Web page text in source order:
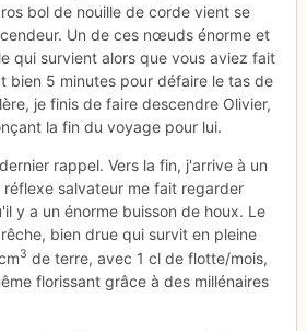
bol de nouille de corde vient se
Un de ces nœuds énorme et
qui survient alors que vous aviez fait
bien 5 minutes pour défaire le tas de
je finis de faire descendre Olivier,
la fin du voyage pour lui.
rappel. Vers la fin, j'arrive à un
salvateur me fait regarder
y a un énorme buisson de houx. Le
bien drue qui survit en pleine
3 de terre, avec 1 cl de flotte/mois,
florissant grâce à des millénaires